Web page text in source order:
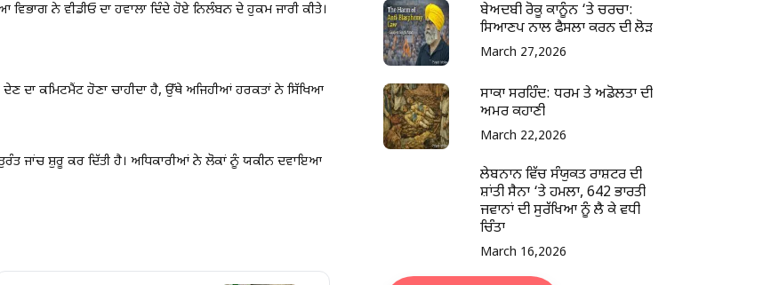
ਨੇ ਵੀਡੀਓ ਦਾ ਹਵਾਲਾ ਦਿੰਦੇ ਹੋਏ ਨਿਲੰਬਨ ਦੇ ਹੁਕਮ ਜਾਰੀ ਕੀਤੇ।
ਦਾ ਕਮਿਟਮੈਂਟ ਹੋਣਾ ਚਾਹੀਦਾ ਹੈ, ਉੱਥੇ ਅਜਿਹੀਆਂ ਹਰਕਤਾਂ ਨੇ ਸਿੱਖਿਆ
ਜਾਂਚ ਸ਼ੁਰੂ ਕਰ ਦਿੱਤੀ ਹੈ। ਅਧਿਕਾਰੀਆਂ ਨੇ ਲੋਕਾਂ ਨੂੰ ਯਕੀਨ ਦਵਾਇਆ
ਬੇਅਦਬੀ ਰੋਕੂ ਕਾਨੂੰਨ ‘ਤੇ ਚਰਚਾ:
ਸਿਆਣਪ ਨਾਲ ਫੈਸਲਾ ਕਰਨ ਦੀ ਲੋੜ
March 27,2026
ਸਾਕਾ ਸਰਹਿੰਦ: ਧਰਮ ਤੇ ਅਡੋਲਤਾ ਦੀ
ਅਮਰ ਕਹਾਣੀ
March 22,2026
ਲੇਬਨਾਨ ਵਿੱਚ ਸੰਯੁਕਤ ਰਾਸ਼ਟਰ ਦੀ
ਸ਼ਾਂਤੀ ਸੈਨਾ ‘ਤੇ ਹਮਲਾ, 642 ਭਾਰਤੀ
ਜਵਾਨਾਂ ਦੀ ਸੁਰੱਖਿਆ ਨੂੰ ਲੈ ਕੇ ਵਧੀ
ਚਿੰਤਾ
March 16,2026